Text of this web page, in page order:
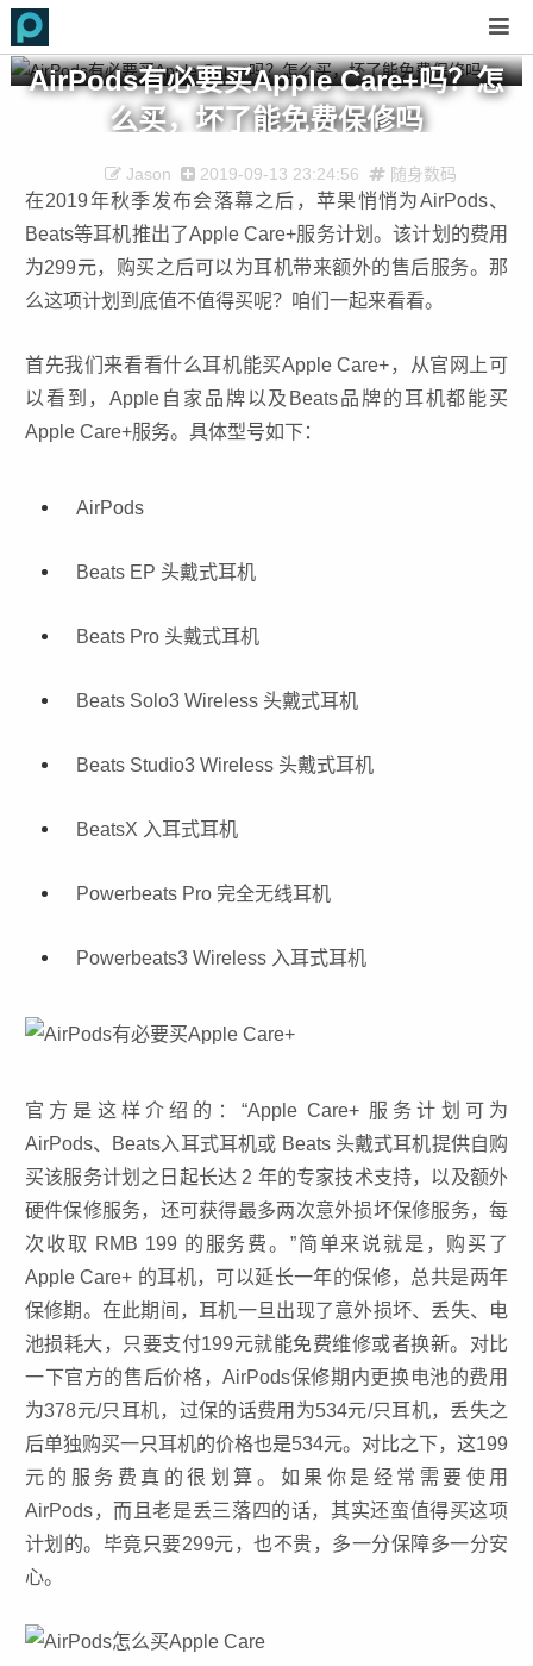
AirPods有必要买Apple Care+吗？怎
么买，坏了能免费保修吗
Jason 2019-09-13 23:24:56 随身数码
在2019年秋季发布会落幕之后，苹果悄悄为AirPods、
Beats等耳机推出了Apple Care+服务计划。该计划的费用
为299元，购买之后可以为耳机带来额外的售后服务。那
么这项计划到底值不值得买呢？咱们一起来看看。
首先我们来看看什么耳机能买Apple Care+，从官网上可
以看到，Apple自家品牌以及Beats品牌的耳机都能买
Apple Care+服务。具体型号如下：
AirPods
Beats EP 头戴式耳机
Beats Pro 头戴式耳机
Beats Solo3 Wireless 头戴式耳机
Beats Studio3 Wireless 头戴式耳机
BeatsX 入耳式耳机
Powerbeats Pro 完全无线耳机
Powerbeats3 Wireless 入耳式耳机
官方是这样介绍的：“Apple Care+ 服务计划可为
AirPods、Beats入耳式耳机或 Beats 头戴式耳机提供自购
买该服务计划之日起长达 2 年的专家技术支持，以及额外
硬件保修服务，还可获得最多两次意外损坏保修服务，每
次收取 RMB 199 的服务费。”简单来说就是，购买了
Apple Care+ 的耳机，可以延长一年的保修，总共是两年
保修期。在此期间，耳机一旦出现了意外损坏、丢失、电
池损耗大，只要支付199元就能免费维修或者换新。对比
一下官方的售后价格，AirPods保修期内更换电池的费用
为378元/只耳机，过保的话费用为534元/只耳机，丢失之
后单独购买一只耳机的价格也是534元。对比之下，这199
元的服务费真的很划算。如果你是经常需要使用
AirPods，而且老是丢三落四的话，其实还蛮值得买这项
计划的。毕竟只要299元，也不贵，多一分保障多一分安
心。